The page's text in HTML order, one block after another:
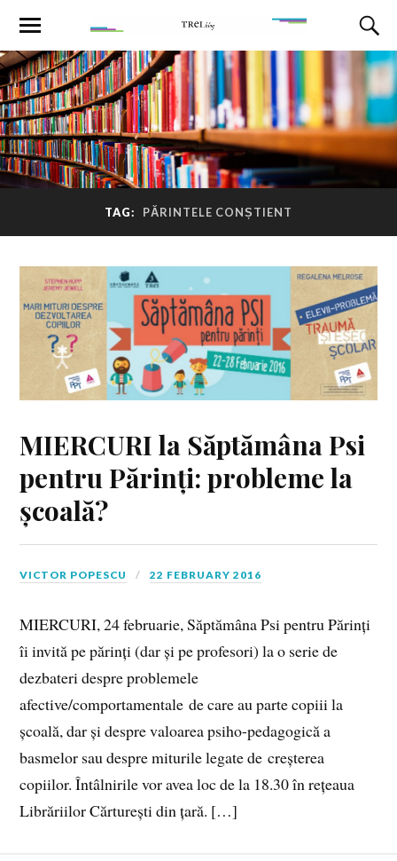
TAG: PĂRINTELE CONȘTIENT
MIERCURI la Săptămâna Psi
pentru Părinți: probleme la
școală?
VICTOR POPESCU 22 FEBRUARY 2016
MIERCURI, 24 februarie, Săptămâna Psi pentru Părinți
îi invită pe părinți (dar și pe profesori) la o serie de
dezbateri despre problemele
afective/comportamentale de care au parte copiii la
școală, dar și despre valoarea psiho-pedagogică a
basmelor sau despre miturile legate de creșterea
copiilor. Întâlnirile vor avea loc de la 18.30 în rețeaua
Librăriilor Cărturești din țară. […]